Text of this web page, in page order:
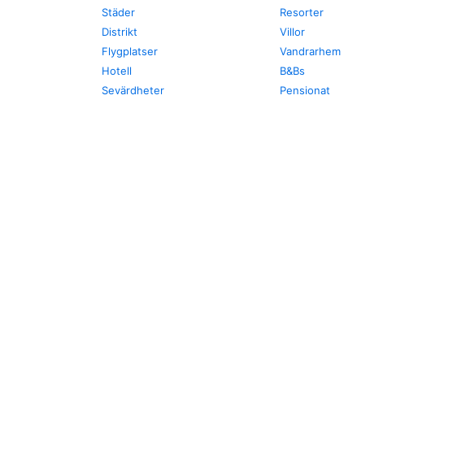
Städer
Distrikt
Flygplatser
Hotell
Sevärdheter
Resorter
Villor
Vandrarhem
B&Bs
Pensionat